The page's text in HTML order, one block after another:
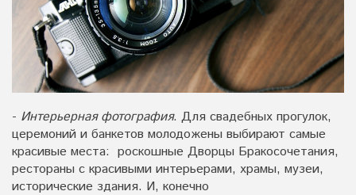
- Интерьерная фотография. Для свадебных прогулок,
церемоний и банкетов молодожены выбирают самые
красивые места: роскошные Дворцы Бракосочетания,
рестораны с красивыми интерьерами, храмы, музеи,
исторические здания. И, конечно